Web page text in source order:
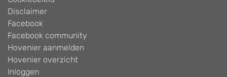
Disclaimer
Facebook
Facebook community
Hovenier aanmelden
Hovenier overzicht
Inloggen